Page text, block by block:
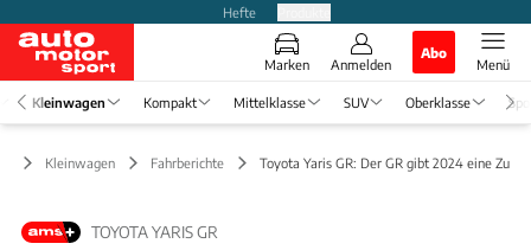
Hefte
Marken Anmelden
Abo
Menü
Kleinwagen Kompakt Mittelklasse SUV Oberklasse
Kleinwagen Fahrberichte Toyota Yaris GR: Der GR gibt 2024 eine
TOYOTA YARIS GR